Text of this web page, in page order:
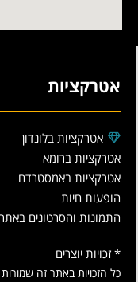
אטרקציות
אטרקציות בלונדון
אטרקציות ברומא
אטרקציות באמסטרדם
הופעות חיות
התמונות והסרטונים
* זכויות יוצרים
כל הזכויות באתר זה